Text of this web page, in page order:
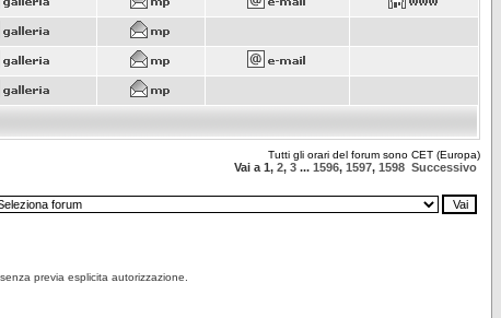
Tutti gli orari del forum sono CET (Europa)
Vai a 1, 2, 3 ... 1596, 1597, 1598 Successivo
previa esplicita autorizzazione.